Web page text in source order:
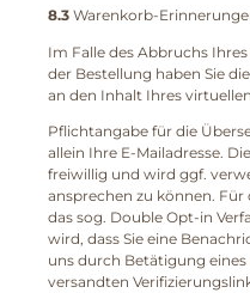
8.3 Warenkorb-
Im Falle des Abbruchs
der Bestellung haben Sie
an den Inhalt Ihres
Pflichtangabe für die
allein Ihre E-Mailadresse.
freiwillig und wird ggf.
ansprechen zu können.
das sog. Double Opt-in
wird, dass Sie eine
uns durch Betätigung eines
versandten